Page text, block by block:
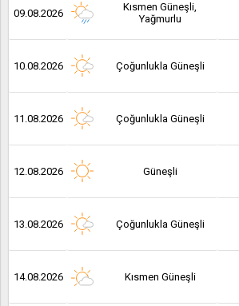
09.08.2026
Kısmen Güneşli,
Yağmurlu
10.08.2026 Çoğunlukla Güneşli
11.08.2026 Çoğunlukla Güneşli
12.08.2026 Güneşli
13.08.2026 Çoğunlukla Güneşli
14.08.2026 Kısmen Güneşli